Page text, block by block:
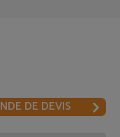
DE DEVIS